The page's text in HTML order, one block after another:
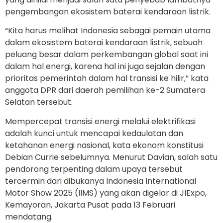
pengembangan ekosistem baterai kendaraan listrik.
“Kita harus melihat Indonesia sebagai pemain utama
dalam ekosistem baterai kendaraan listrik, sebuah
peluang besar dalam perkembangan global saat ini
dalam hal energi, karena hal ini juga sejalan dengan
prioritas pemerintah dalam hal transisi ke hilir,” kata
anggota DPR dari daerah pemilihan ke-2 Sumatera
Selatan tersebut.
Mempercepat transisi energi melalui elektrifikasi
adalah kunci untuk mencapai kedaulatan dan
ketahanan energi nasional, kata ekonom konstitusi
Debian Currie sebelumnya. Menurut Davian, salah satu
pendorong terpenting dalam upaya tersebut
tercermin dari dibukanya Indonesia International
Motor Show 2025 (IIMS) yang akan digelar di JIExpo,
Kemayoran, Jakarta Pusat pada 13 Februari
mendatang.